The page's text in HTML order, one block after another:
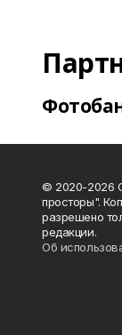
© 2020-2026
просторы".
разрешено
редакции.
Об